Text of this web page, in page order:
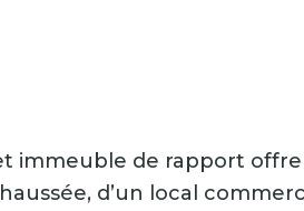
immeuble de rapport
d’un local